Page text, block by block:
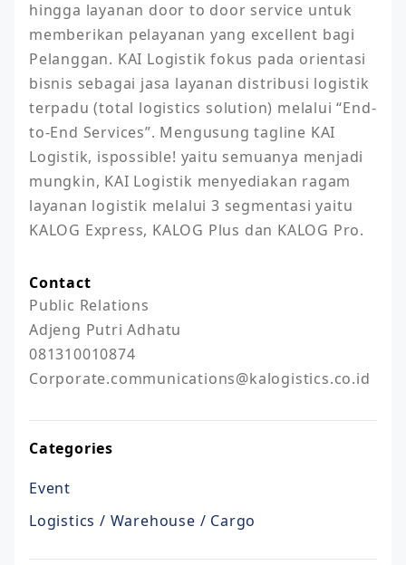
hingga layanan door to door service untuk
memberikan pelayanan yang excellent bagi
Pelanggan. KAI Logistik fokus pada orientasi
bisnis sebagai jasa layanan distribusi logistik
terpadu (total logistics solution) melalui “End-
to-End Services”. Mengusung tagline KAI
Logistik, ispossible! yaitu semuanya menjadi
mungkin, KAI Logistik menyediakan ragam
layanan logistik melalui 3 segmentasi yaitu
KALOG Express, KALOG Plus dan KALOG Pro.
Contact
Public Relations
Adjeng Putri Adhatu
081310010874
Categories
Event
Logistics / Warehouse / Cargo